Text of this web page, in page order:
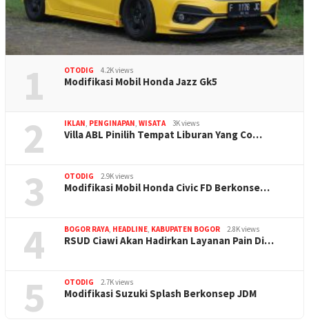
1 OTODIG 4.2K views
Modifikasi Mobil Honda Jazz Gk5
2 IKLAN, PENGINAPAN, WISATA 3K views
Villa ABL Pinilih Tempat Liburan Yang Co…
3 OTODIG 2.9K views
Modifikasi Mobil Honda Civic FD Berkonse…
4 BOGOR RAYA, HEADLINE, KABUPATEN BOGOR 2.8K views
RSUD Ciawi Akan Hadirkan Layanan Pain Di…
5 OTODIG 2.7K views
Modifikasi Suzuki Splash Berkonsep JDM